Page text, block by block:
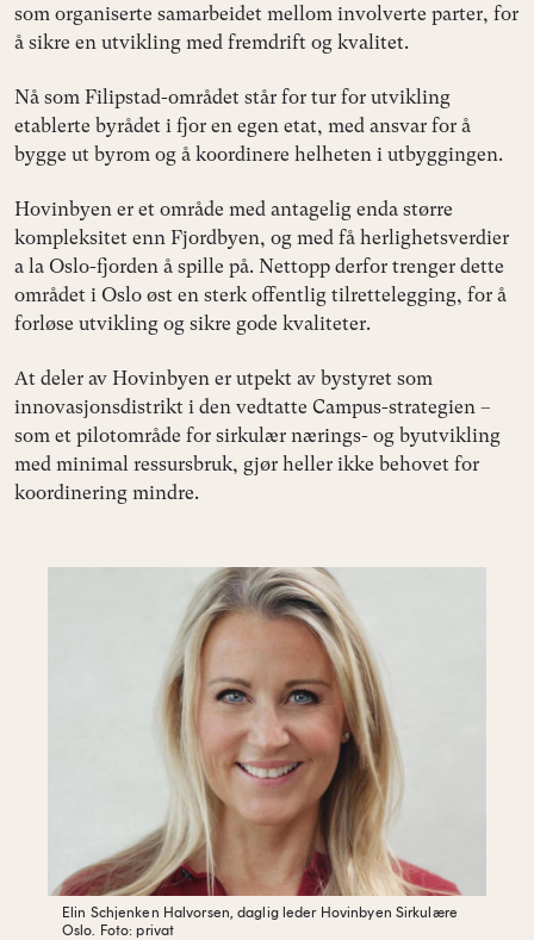
som organiserte samarbeidet mellom involverte parter, for
å sikre en utvikling med fremdrift og kvalitet.
Nå som Filipstad-området står for tur for utvikling
etablerte byrådet i fjor en egen etat, med ansvar for å
bygge ut byrom og å koordinere helheten i utbyggingen.
Hovinbyen er et område med antagelig enda større
kompleksitet enn Fjordbyen, og med få herlighetsverdier
a la Oslo-fjorden å spille på. Nettopp derfor trenger dette
området i Oslo øst en sterk offentlig tilrettelegging, for å
forløse utvikling og sikre gode kvaliteter.
At deler av Hovinbyen er utpekt av bystyret som
innovasjonsdistrikt i den vedtatte Campus-strategien –
som et pilotområde for sirkulær nærings- og byutvikling
med minimal ressursbruk, gjør heller ikke behovet for
koordinering mindre.
Elin Schjenken Halvorsen, daglig leder Hovinbyen Sirkulære
Oslo. Foto: privat